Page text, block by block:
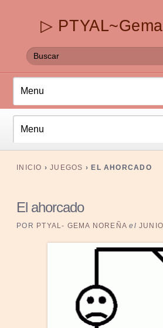
▷
INICIO › JUEGOS › EL AHORCADO
El ahorcado
POR PTYAL- GEMA NOREÑA el